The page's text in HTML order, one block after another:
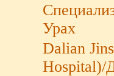
Урах
Dalian
Hospital)/